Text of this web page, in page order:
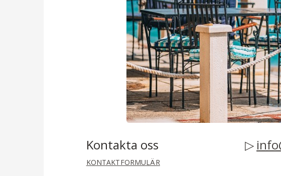
Kontakta oss
KONTAKTFORMULÄR